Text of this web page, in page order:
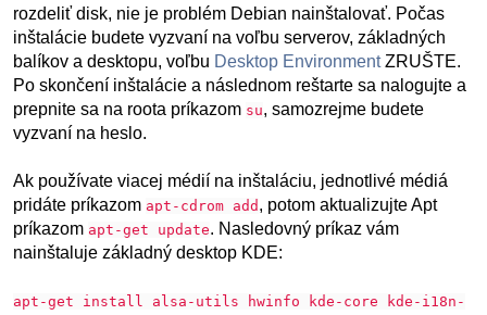
rozdeliť disk, nie je problém Debian nainštalovať. Počas
inštalácie budete vyzvaní na voľbu serverov, základných
balíkov a desktopu, voľbu Desktop EnvironmentZRUŠTE.
Po skončení inštalácie a následnom reštarte sa nalogujte a
prepnite sa na roota príkazom su, samozrejme budete
vyzvaní na heslo.
Ak používate viacej médií na inštaláciu, jednotlivé médiá
pridáte príkazom apt-cdrom add , potom aktualizujte Apt
príkazom apt-get update. Nasledovný príkaz vám
nainštaluje základný desktop KDE:
apt-get install alsa-utils hwinfo kde-core kde-i18n-